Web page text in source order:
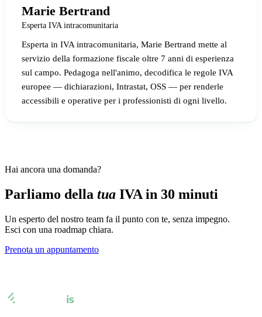
Marie Bertrand
Esperta IVA intracomunitaria
Esperta in IVA intracomunitaria, Marie Bertrand mette al
servizio della formazione fiscale oltre 7 anni di esperienza
sul campo. Pedagoga nell'animo, decodifica le regole IVA
europee — dichiarazioni, Intrastat, OSS — per renderle
accessibili e operative per i professionisti di ogni livello.
Hai ancora una domanda?
Parliamo della tua IVA in 30 minuti
Un esperto del nostro team fa il punto con te, senza impegno.
Esci con una roadmap chiara.
Prenota un appuntamento